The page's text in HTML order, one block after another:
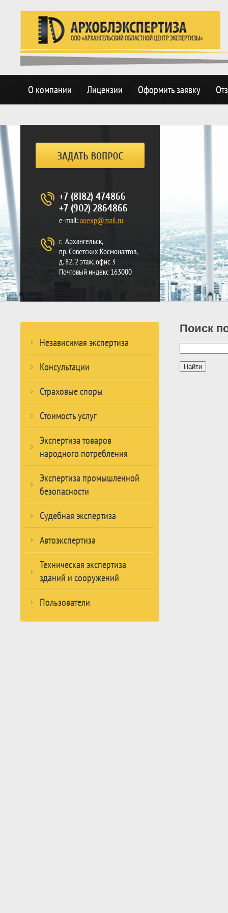
О компании Лицензии Оформить заявку
+7 (8182) 474866
+7 (902) 2864866
e-mail:aoexp@mail.ru
г. Архангельск,
пр. Советских Космонавтов,
д. 82, 2 этаж, офис 3
Почтовый индекс 163000
Независимая экспертиза
Консультации
Страховые споры
Стоимость услуг
Экспертиза товаров
народного потребления
Экспертиза промышленной
безопасности
Судебная экспертиза
Автоэкспертиза
Техническая экспертиза
зданий и сооружений
Пользователи
Поиск